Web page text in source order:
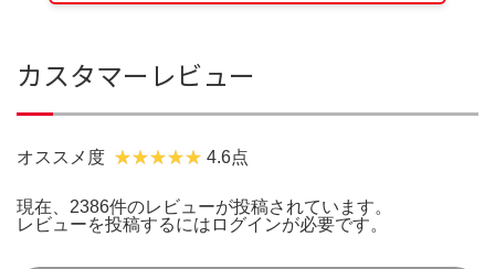
カスタマーレビュー
オススメ度 4.6点
現在、2386件のレビューが投稿されています。
レビューを投稿するには ログインが必要です。